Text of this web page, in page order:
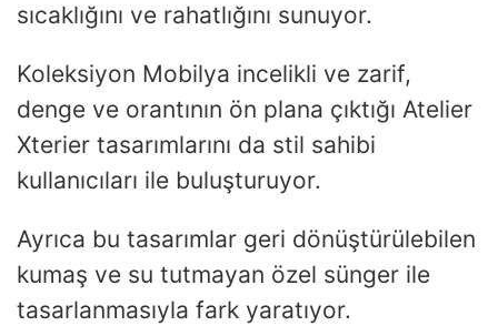
sıcaklığını ve rahatlığını sunuyor.
Koleksiyon Mobilya incelikli ve zarif,
denge ve orantının ön plana çıktığı Atelier
Xterier tasarımlarını da stil sahibi
kullanıcıları ile buluşturuyor.
Ayrıca bu tasarımlar geri dönüştürülebilen
kumaş ve su tutmayan özel sünger ile
tasarlanmasıyla fark yaratıyor.